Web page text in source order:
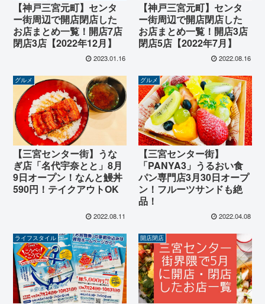
【神戸三宮元町】センタ
ー街周辺で開店閉店した
お店まとめ一覧！開店7店
閉店3店【2022年12月】
2023.01.16
【神戸三宮元町】センタ
ー街周辺で開店閉店した
お店まとめ一覧！開店3店
閉店5店【2022年7月】
2022.08.16
グルメ
【三宮センター街】うな
ぎ店「名代宇奈とと」8月
9日オープン！なんと鰻丼
590円！テイクアウトOK
2022.08.11
グルメ
【三宮センター街】
「PANYA3」うるおい食
パン専門店3月30日オープ
ン！フルーツサンドも絶
品！
2022.04.08
ライフスタイル 開店閉店